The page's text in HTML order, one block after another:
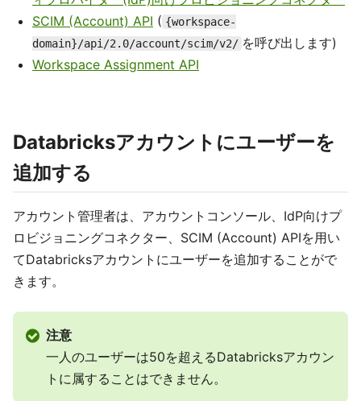
SCIM (Account) API ( {workspace-
domain}/api/2.0/account/scim/v2/ を呼び出します)
Workspace Assignment API
Databricksアカウントにユーザーを
追加する
アカウント管理者は、アカウントコンソール、IdP向けプ
ロビジョニングコネクター、SCIM (Account) APIを用い
てDatabricksアカウントにユーザーを追加することがで
きます。
注意
一人のユーザーは50を超えるDatabricksアカウン
トに属することはできません。